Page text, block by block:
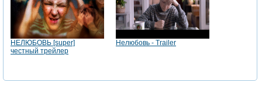
НЕЛЮБОВЬ [super]
честный трейлер
Нелюбовь - Trailer